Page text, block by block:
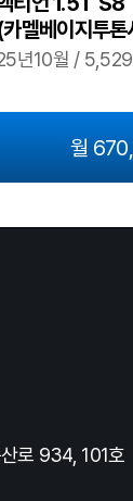
멜베이지투톤
년10월 /
월
로 934, 101호